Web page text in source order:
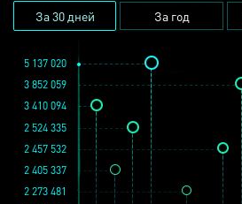
За 30 дней За год
3 852 059
2 457 532
2 273 481
5 137 020
2 524 335
2 405 337
3 410 094